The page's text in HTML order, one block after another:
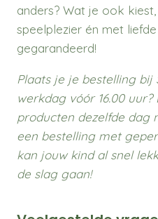
anders? Wat je ook
speelplezier én met
gegarandeerd!
Plaats je je bestelling bij
werkdag vóór 16.00
producten dezelfde dag
een bestelling met
kan jouw kind al snel
de slag gaan!